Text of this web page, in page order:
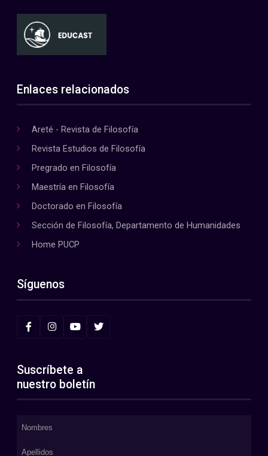
Enlaces relacionados
Areté - Revista de Filosofía
Revista Estudios de Filosofía
Pregrado en Filosofía
Maestría en Filosofía
Doctorado en Filosofía
Sección de Filosofía, Departamento de Humanidades
Home PUCP
Síguenos
Suscríbete a
nuestro boletín